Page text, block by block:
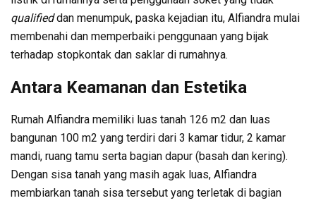
qualifieddan menumpuk, paska kejadian itu, Alfiandra mulai
membenahi dan memperbaiki penggunaan yang bijak
terhadap stopkontak dan saklar di rumahnya.
Antara Keamanan dan Estetika
Rumah Alfiandra memiliki luas tanah 126 m2 dan luas
bangunan 100 m2 yang terdiri dari 3 kamar tidur, 2 kamar
mandi, ruang tamu serta bagian dapur (basah dan kering).
Dengan sisa tanah yang masih agak luas, Alfiandra
membiarkan tanah sisa tersebut yang terletak di bagian